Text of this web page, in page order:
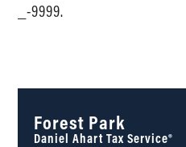
_-9999.
Forest Park
Daniel Ahart Tax Service®